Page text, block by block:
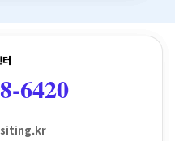
6420